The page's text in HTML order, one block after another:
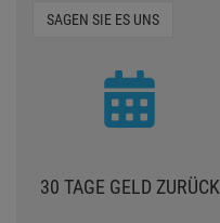
SAGEN SIE ES UNS
30 TAGE GELD ZURÜCK